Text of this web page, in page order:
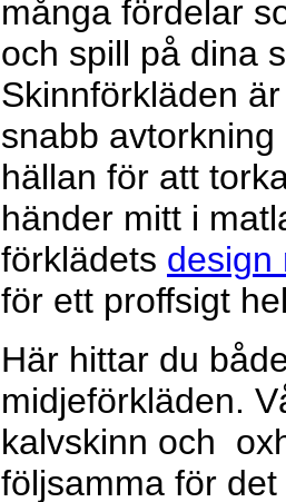
många fördelar
och spill på dina
Skinnförkläden
snabb
hällan för att
händer mitt i
förklädets design
för ett proffsigt
Här hittar du
midjeförkläden.
kalvskinn och
följsamma för